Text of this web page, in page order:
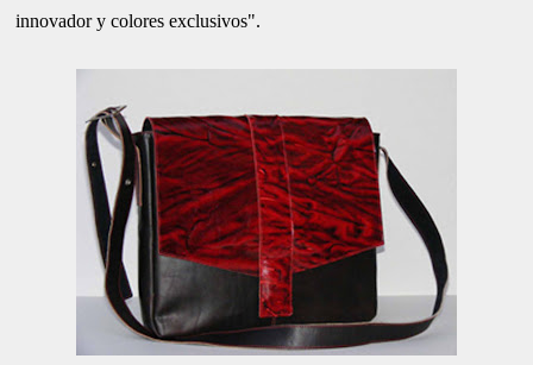
innovador y colores exclusivos".